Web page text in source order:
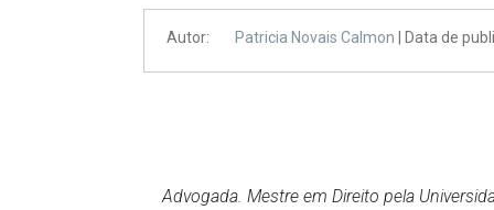
Processos - IBDFAM
Autor: Patricia Novais Calmon | Data de
Advogada. Mestre em Direito pela